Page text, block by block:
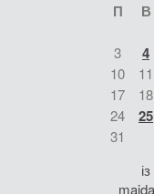
П В
3 4
10
11
17
18
24
25
31